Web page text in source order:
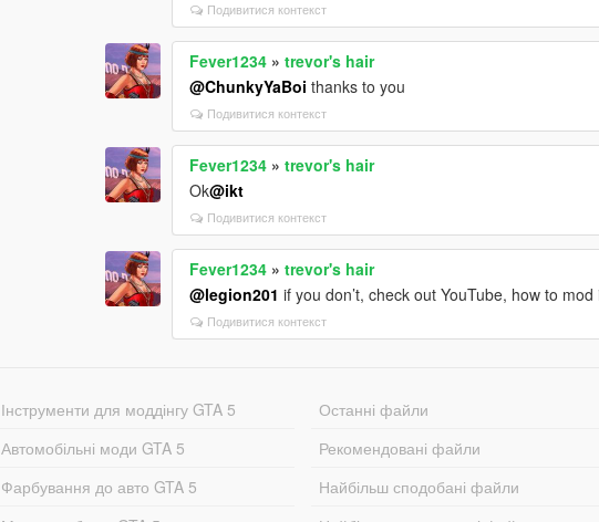
Подивитися контекст
Fever1234 »trevor's hair
@ChunkyYaBoi thanks to you
Подивитися контекст
Fever1234 »trevor's hair
Ok@ikt
Подивитися контекст
Fever1234 »trevor's hair
@legion201 if you don’t, check out YouTube, how to
Подивитися контекст
Інструменти для моддінгу GTA 5
Автомобільні моди GTA 5
Фарбування до авто GTA 5
Останні файли
Рекомендовані файли
Найбільш сподобані файли